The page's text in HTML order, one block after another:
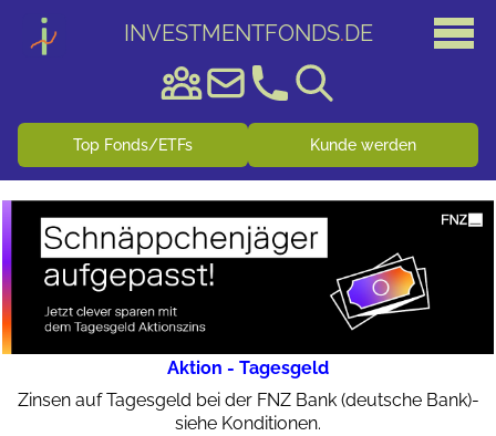
INVESTMENTFONDS.DE
Top Fonds/ETFs Kunde werden
Aktion - Tagesgeld
Zinsen auf Tagesgeld bei der FNZ Bank (deutsche Bank)-
siehe Konditionen.